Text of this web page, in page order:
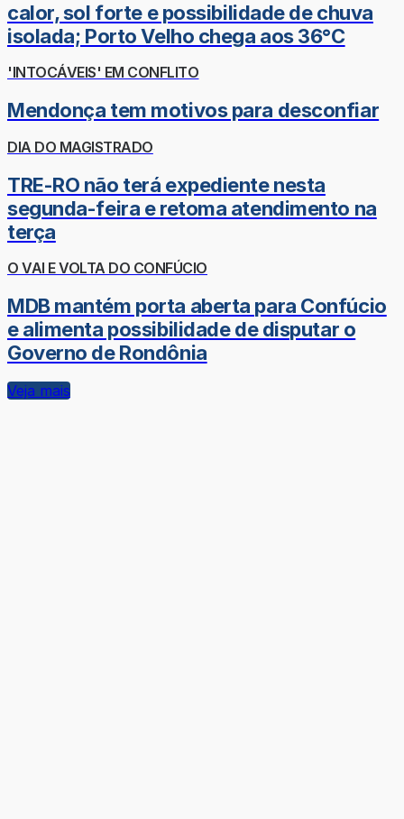
calor, sol forte e possibilidade de chuva
isolada; Porto Velho chega aos 36°C
'INTOCÁVEIS' EM CONFLITO
Mendonça tem motivos para desconfiar
DIA DO MAGISTRADO
TRE-RO não terá expediente nesta
segunda-feira e retoma atendimento na
terça
O VAI E VOLTA DO CONFÚCIO
MDB mantém porta aberta para Confúcio
e alimenta possibilidade de disputar o
Governo de Rondônia
Veja mais